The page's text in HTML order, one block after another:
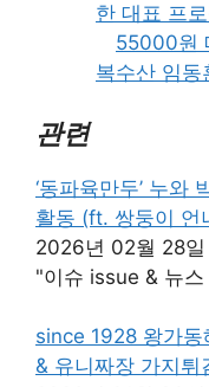
한 대표 프
55000원
복수산 임동
관련
‘동파육만두’ 누와
활동 (ft. 쌍둥이 언
2026년 02월 28일
"이슈 issue & 뉴
since 1928 왕가
& 유니짜장 가지튀